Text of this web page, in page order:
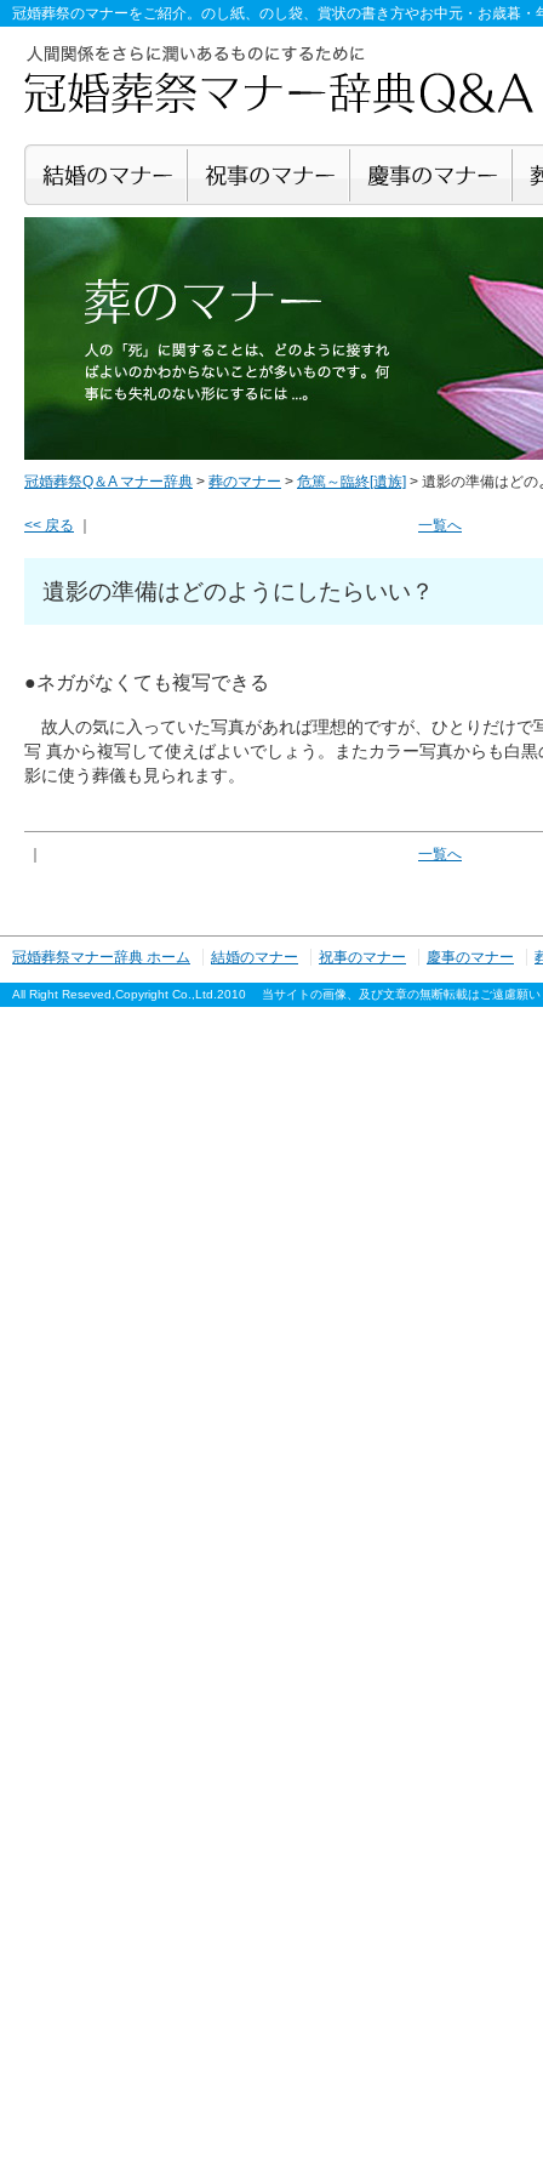
冠婚葬祭のマナーをご紹介。のし紙、のし袋、賞状の書き方やお中元・お歳暮
冠婚葬祭Q＆A マナー辞典 > 葬のマナー > 危篤～臨終[遺族] > 遺影の準備はど
<< 戻る ｜ 一覧へ
遺影の準備はどのようにしたらいい？
●ネガがなくても複写できる
故人の気に入っていた写真があれば理想的ですが、ひとりだけで
写 真から複写して使えばよいでしょう。またカラー写真からも白
影に使う葬儀も見られます。
｜ 一覧へ
冠婚葬祭マナー辞典 ホーム 結婚のマナー 祝事のマナー 慶事のマナー
All Right Reseved,Copyright Co.,Ltd.2010 当サイトの画像、及び文章の無断転載はご遠慮願い